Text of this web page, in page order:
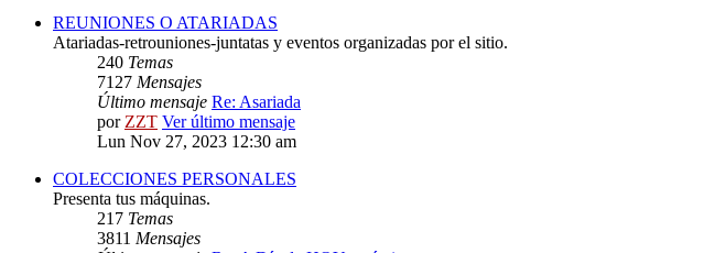
REUNIONES O ATARIADAS
Atariadas-retrouniones-juntatas y eventos organizadas por el sitio.
240 Temas
7127 Mensajes
Último mensaje Re: Asariada
porZZT Ver último mensaje
Lun Nov 27, 2023 12:30 am
COLECCIONES PERSONALES
Presenta tus máquinas.
217 Temas
3811 Mensajes